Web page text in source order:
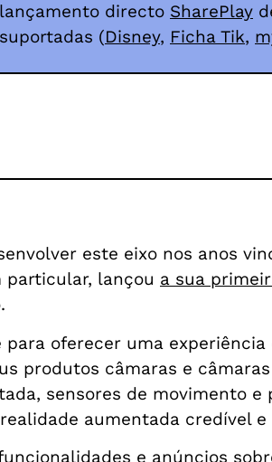
lançamento directo SharePlay
suportadas (Disney, Ficha Tik,
este eixo nos anos
particular, lançou a sua
oferecer uma
produtos câmaras e
sensores de movimento e
aumentada credível
e anúncios